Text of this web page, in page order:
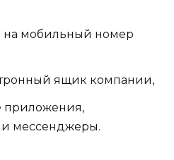
мобильный номер
ящик компании,
приложения,
мессенджеры.